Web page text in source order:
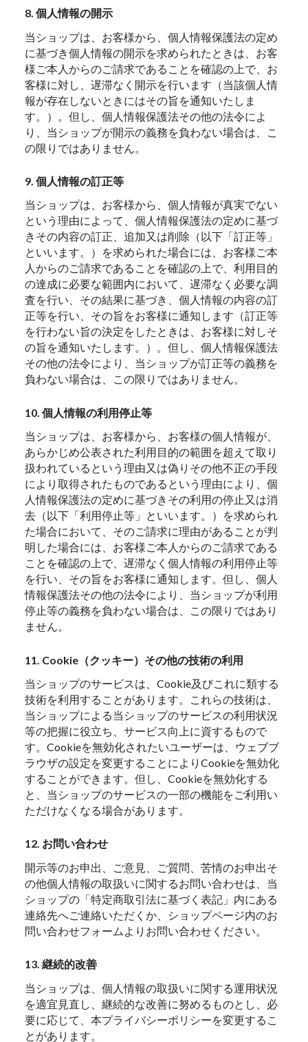
8. 個人情報の開示
当ショップは、お客様から、個人情報保護法の定め
に基づき個人情報の開示を求められたときは、お客
様ご本人からのご請求であることを確認の上で、お
客様に対し、遅滞なく開示を行います（当該個人情
報が存在しないときにはその旨を通知いたしま
す。）。但し、個人情報保護法その他の法令によ
り、当ショップが開示の義務を負わない場合は、こ
の限りではありません。
9. 個人情報の訂正等
当ショップは、お客様から、個人情報が真実でない
という理由によって、個人情報保護法の定めに基づ
きその内容の訂正、追加又は削除（以下「訂正等」
といいます。）を求められた場合には、お客様ご本
人からのご請求であることを確認の上で、利用目的
の達成に必要な範囲内において、遅滞なく必要な調
査を行い、その結果に基づき、個人情報の内容の訂
正等を行い、その旨をお客様に通知します（訂正等
を行わない旨の決定をしたときは、お客様に対しそ
の旨を通知いたします。）。但し、個人情報保護法
その他の法令により、当ショップが訂正等の義務を
負わない場合は、この限りではありません。
10. 個人情報の利用停止等
当ショップは、お客様から、お客様の個人情報が、
あらかじめ公表された利用目的の範囲を超えて取り
扱われているという理由又は偽りその他不正の手段
により取得されたものであるという理由により、個
人情報保護法の定めに基づきその利用の停止又は消
去（以下「利用停止等」といいます。）を求められ
た場合において、そのご請求に理由があることが判
明した場合には、お客様ご本人からのご請求である
ことを確認の上で、遅滞なく個人情報の利用停止等
を行い、その旨をお客様に通知します。但し、個人
情報保護法その他の法令により、当ショップが利用
停止等の義務を負わない場合は、この限りではあり
ません。
11. Cookie（クッキー）その他の技術の利用
当ショップのサービスは、Cookie及びこれに類する
技術を利用することがあります。これらの技術は、
当ショップによる当ショップのサービスの利用状況
等の把握に役立ち、サービス向上に資するもので
す。Cookieを無効化されたいユーザーは、ウェブブ
ラウザの設定を変更することによりCookieを無効化
することができます。但し、Cookieを無効化する
と、当ショップのサービスの一部の機能をご利用い
ただけなくなる場合があります。
12. お問い合わせ
開示等のお申出、ご意見、ご質問、苦情のお申出そ
の他個人情報の取扱いに関するお問い合わせは、当
ショップの「特定商取引法に基づく表記」内にある
連絡先へご連絡いただくか、ショップページ内のお
問い合わせフォームよりお問い合わせください。
13. 継続的改善
当ショップは、個人情報の取扱いに関する運用状況
を適宜見直し、継続的な改善に努めるものとし、必
要に応じて、本プライバシーポリシーを変更するこ
とがあります。